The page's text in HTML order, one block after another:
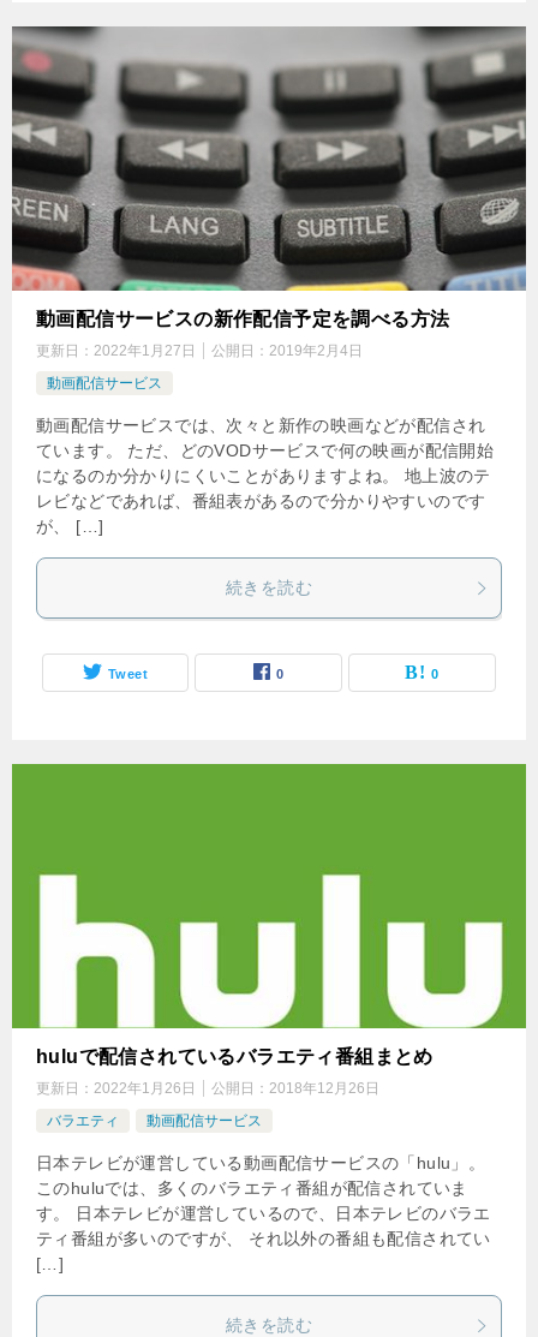
動画配信サービスの新作配信予定を調べる方法
更新日： 2022年1月27日 公開日： 2019年2月4日
動画配信サービス
動画配信サービスでは、次々と新作の映画などが配信され
ています。 ただ、どのVODサービスで何の映画が配信開始
になるのか分かりにくいことがありますよね。 地上波のテ
レビなどであれば、番組表があるので分かりやすいのです
が、 […]
続きを読む
Tweet 0 0
huluで配信されているバラエティ番組まとめ
更新日： 2022年1月26日 公開日： 2018年12月26日
バラエティ
動画配信サービス
日本テレビが運営している動画配信サービスの「hulu」。
このhuluでは、多くのバラエティ番組が配信されていま
す。 日本テレビが運営しているので、日本テレビのバラエ
ティ番組が多いのですが、 それ以外の番組も配信されてい
[…]
続きを読む